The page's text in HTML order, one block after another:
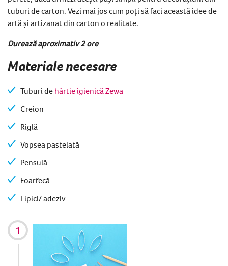
tuburi de carton. Vezi mai jos cum poți să faci această idee de
artă și artizanat din carton o realitate.
Durează aproximativ 2 ore
Materiale necesare
Tuburi de hârtie igienică Zewa
Creion
Riglă
Vopsea pastelată
Pensulă
Foarfecă
Lipici/ adeziv